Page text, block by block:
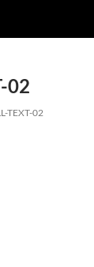
02
TEXT-02